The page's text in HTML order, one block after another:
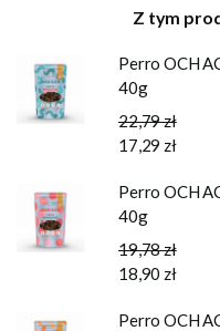
Z tym
Perro OCH
40g
22,79 zł
17,29 zł
Perro OCH
40g
19,78 zł
18,90 zł
Perro OCH